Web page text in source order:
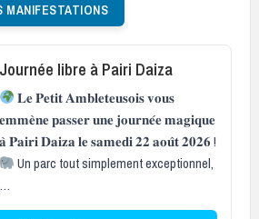
Journée libre à Pairi Daiza
𝐋𝐞 𝐏𝐞𝐭𝐢𝐭 𝐀𝐦𝐛𝐥𝐞𝐭𝐞𝐮𝐬𝐨𝐢𝐬 𝐯𝐨𝐮𝐬
𝐞𝐦𝐦𝐞̀𝐧𝐞 𝐩𝐚𝐬𝐬𝐞𝐫 𝐮𝐧𝐞 𝐣𝐨𝐮𝐫𝐧𝐞́𝐞 𝐦𝐚𝐠𝐢𝐪𝐮𝐞
𝐚̀ 𝐏𝐚𝐢𝐫𝐢 𝐃𝐚𝐢𝐳𝐚 𝐥𝐞 𝐬𝐚𝐦𝐞𝐝𝐢 𝟐𝟐 𝐚𝐨𝐮̂𝐭 𝟐𝟎𝟐𝟔 !
Un parc tout simplement exceptionnel,
…